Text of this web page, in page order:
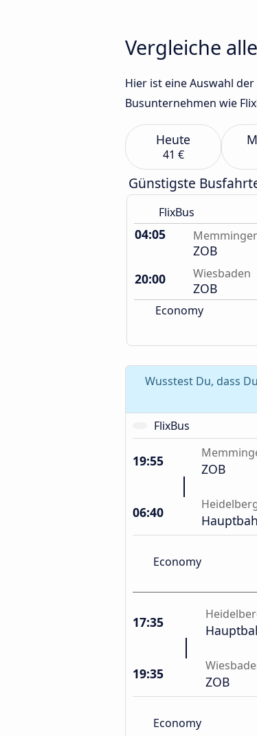
Vergleiche
Hier ist eine Auswahl
Busunternehmen wie
Heute
41 €
Günstigste
FlixBus
04:05
ZOB
20:00
Wiesbaden
ZOB
Economy
Wusstest Du, dass
FlixBus
19:55 ZOB
06:40
Economy
17:35
19:35 ZOB
Economy